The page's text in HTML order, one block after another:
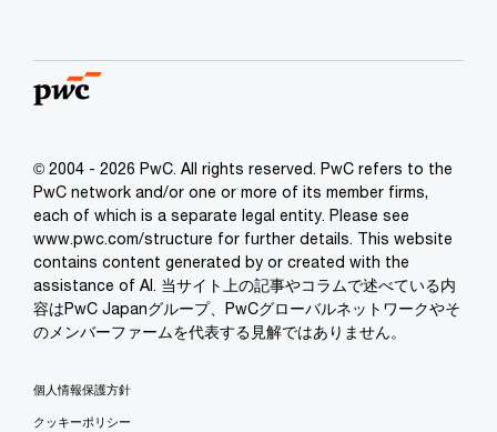
© 2004 - 2026 PwC. All rights reserved. PwC refers to the
PwC network and/or one or more of its member firms,
each of which is a separate legal entity. Please see
www.pwc.com/structure for further details. This website
contains content generated by or created with the
assistance of AI. 当サイト上の記事やコラムで述べている内
容はPwC Japanグループ、PwCグローバルネットワークやそ
のメンバーファームを代表する見解ではありません。
個人情報保護方針
クッキーポリシー